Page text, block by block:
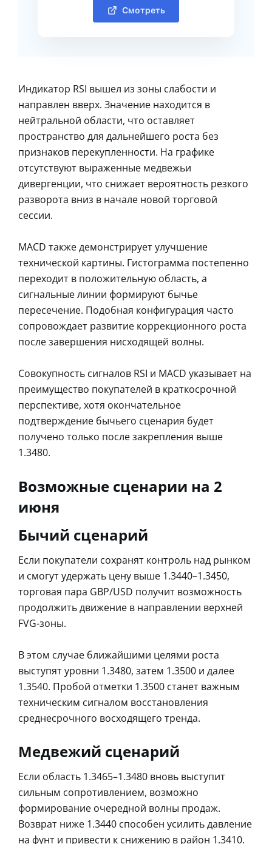
Смотреть
Индикатор RSI вышел из зоны слабости и
направлен вверх. Значение находится в
нейтральной области, что оставляет
пространство для дальнейшего роста без
признаков перекупленности. На графике
отсутствуют выраженные медвежьи
дивергенции, что снижает вероятность резкого
разворота вниз в начале новой торговой
сессии.
MACD также демонстрирует улучшение
технической картины. Гистограмма постепенно
переходит в положительную область, а
сигнальные линии формируют бычье
пересечение. Подобная конфигурация часто
сопровождает развитие коррекционного роста
после завершения нисходящей волны.
Совокупность сигналов RSI и MACD указывает на
преимущество покупателей в краткосрочной
перспективе, хотя окончательное
подтверждение бычьего сценария будет
получено только после закрепления выше
1.3480.
Возможные сценарии на 2
июня
Бычий сценарий
Если покупатели сохранят контроль над рынком
и смогут удержать цену выше 1.3440–1.3450,
торговая пара GBP/USD получит возможность
продолжить движение в направлении верхней
FVG-зоны.
В этом случае ближайшими целями роста
выступят уровни 1.3480, затем 1.3500 и далее
1.3540. Пробой отметки 1.3500 станет важным
техническим сигналом восстановления
среднесрочного восходящего тренда.
Медвежий сценарий
Если область 1.3465–1.3480 вновь выступит
сильным сопротивлением, возможно
формирование очередной волны продаж.
Возврат ниже 1.3440 способен усилить давление
на фунт и привести к снижению в район 1.3410.